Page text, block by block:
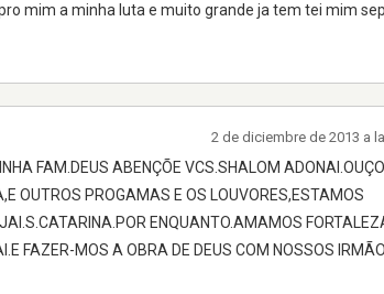
mim a minha luta e muito grande ja tem tei mim
FAM.DEUS ABENÇÕE VCS.SHALOM
OUTROS PROGAMAS E OS LOUVORES,ESTAMOS
ENQUANTO.AMAMOS
FAZER-MOS A OBRA DE DEUS COM NOSSOS
2 de diciembre de 2013 a